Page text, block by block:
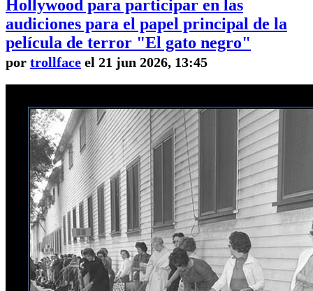
Hollywood para participar en las
audiciones para el papel principal de la
película de terror "El gato negro"
por trollface el 21 jun 2026, 13:45